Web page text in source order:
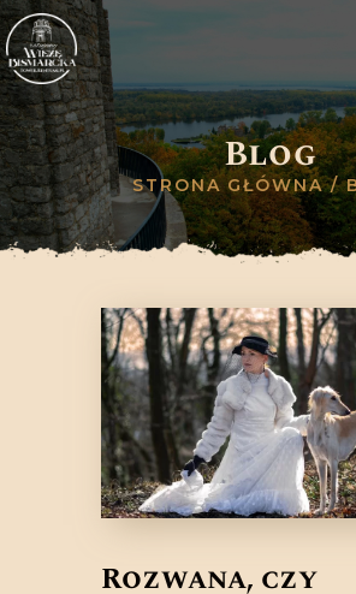
Blog
STRONA GŁÓWNA
STRONA GŁÓWNA
ZWIEDZANIE
OFERTA
GALERIA
WYDARZENIA
BLOG
KONTAKT
Rozważna, czy